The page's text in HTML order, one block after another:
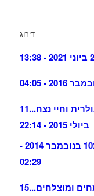
דירוג
13:38
וחיי נצח...11
ביולי 2015 - 22:14
10 בנובמבר 2014 -
02:29
15